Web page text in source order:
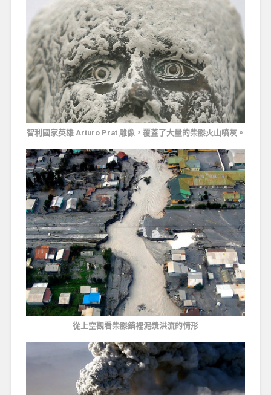
智利國家英雄 Arturo Prat 雕像，覆蓋了大量的柴滕火山噴灰。
從上空觀看柴滕鎮裡泥漿洪流的情形